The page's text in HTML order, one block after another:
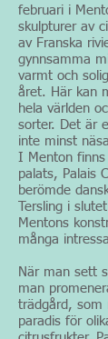
februari i
skulpturer av
av Franska
gynnsamma
varmt och
året. Här kan
hela världen
sorter. Det är
inte minst
I Menton
palats, Palais
berömde
Tersling i
Mentons
många
När man sett
man
trädgård, som
paradis för